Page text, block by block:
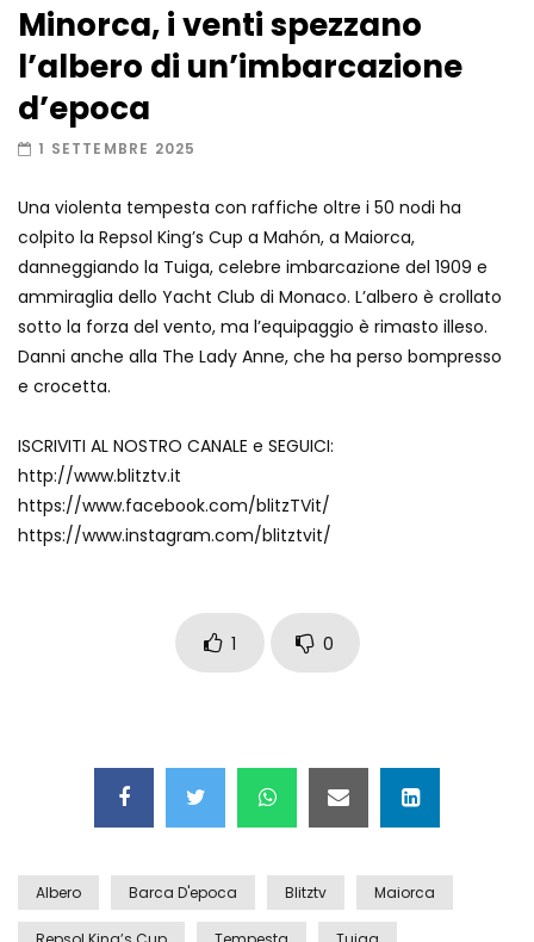
Amiocuggino fa saltare in aria il drone
Record di baci in 30 secondi
Due navi USA si scontrano in mare
Auto coperta dal letame dopo
incidente
Grattacielo crolla per un incendio
Il gelo estremo crea un vulcano
Minorca, i venti spezzano
l’albero di un’imbarcazione
d’epoca
1 SETTEMBRE 2025
Una violenta tempesta con raffiche oltre i 50 nodi ha
colpito la Repsol King’s Cup a Mahón, a Maiorca,
danneggiando la Tuiga, celebre imbarcazione del 1909 e
ammiraglia dello Yacht Club di Monaco. L’albero è crollato
sotto la forza del vento, ma l’equipaggio è rimasto illeso.
Danni anche alla The Lady Anne, che ha perso bompresso
e crocetta.
ISCRIVITI AL NOSTRO CANALE e SEGUICI:
http://www.blitztv.it
https://www.facebook.com/blitzTVit/
https://www.instagram.com/blitztvit/
1 0
Albero Barca D'epoca Blitztv Maiorca